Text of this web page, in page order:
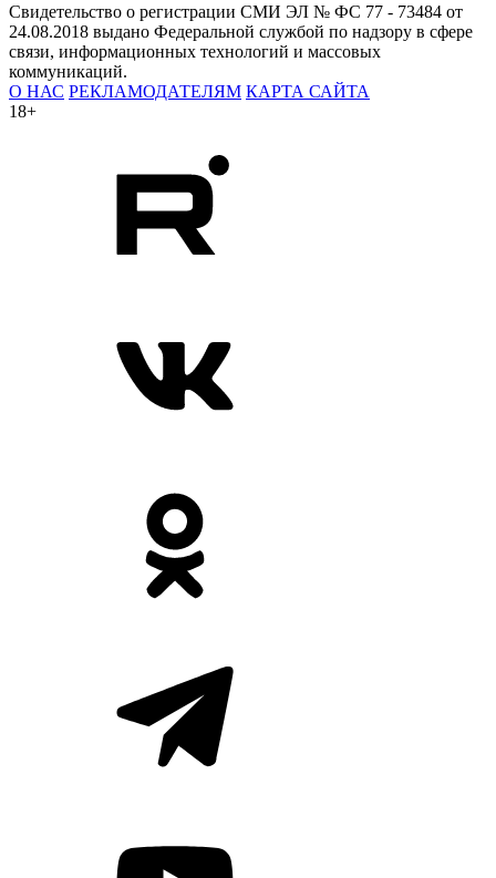
Свидетельство о регистрации СМИ ЭЛ № ФС 77 - 73484 от
24.08.2018 выдано Федеральной службой по надзору в сфере
связи, информационных технологий и массовых
коммуникаций.
О НАС РЕКЛАМОДАТЕЛЯМ КАРТА САЙТА
18+